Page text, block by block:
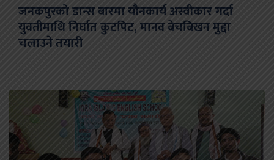
जनकपुरको डान्स बारमा यौनकार्य अस्वीकार गर्दा
युवतीमाथि निर्घात कुटपिट, मानव बेचबिखन मुद्दा
चलाउने तयारी